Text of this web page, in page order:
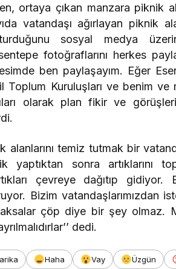
ortaya çıkan manzara piknik
vatandaşı ağırlayan piknik
sosyal medya
fotoğraflarını herkes
ben paylaşayım. Eğer
Toplum Kuruluşları ve benim
olarak plan fikir ve
alanlarını temiz tutmak bir
yaptıktan sonra artıklarını
çevreye dağıtıp
Bizim vatandaşlarımızdan
çöp diye bir şey olmaz.
dedi.
Haha Vay Üzgün